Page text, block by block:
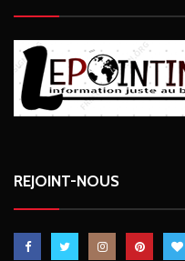
REJOINT-NOUS